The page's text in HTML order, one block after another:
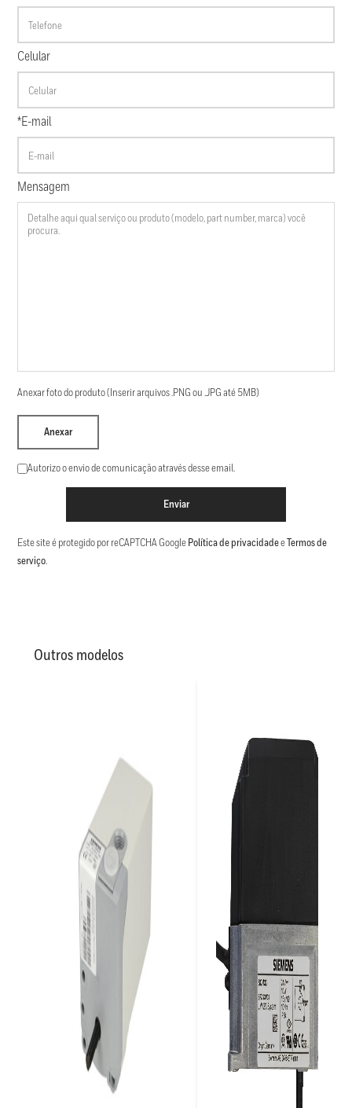
Celular
*E-mail
Mensagem
Anexar foto do produto (Inserir arquivos .PNG ou .JPG até 5MB)
Anexar
Autorizo o envio de comunicação através desse email.
Enviar
Este site é protegido por reCAPTCHA Google Política de privacidadee Termos de
serviço.
Outros modelos